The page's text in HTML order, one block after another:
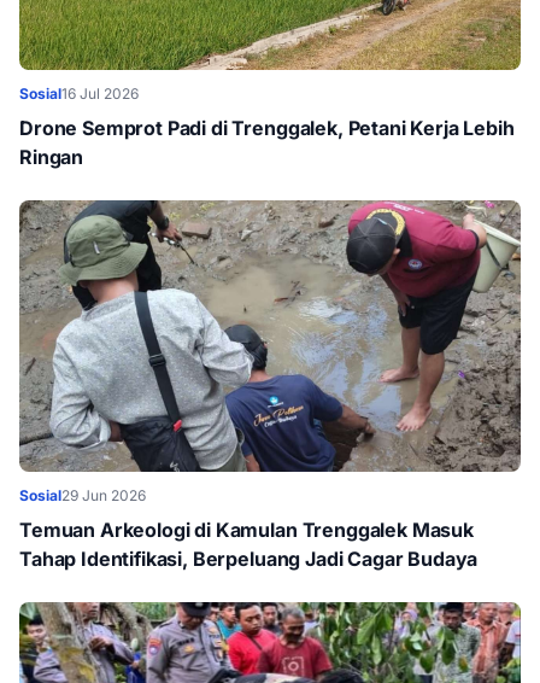
Sosial16 Jul 2026
Drone Semprot Padi di Trenggalek, Petani Kerja Lebih
Ringan
Sosial29 Jun 2026
Temuan Arkeologi di Kamulan Trenggalek Masuk
Tahap Identifikasi, Berpeluang Jadi Cagar Budaya